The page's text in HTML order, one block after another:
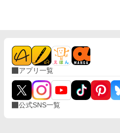
アプリ一覧
公式SNS一覧